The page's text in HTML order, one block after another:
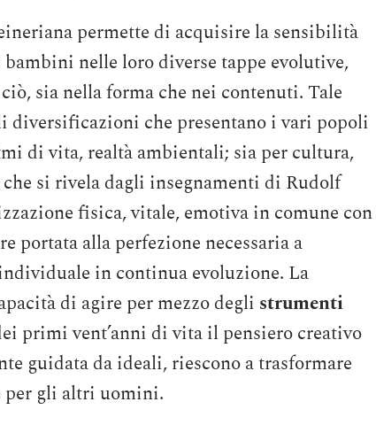
permette di acquisire la sensibilità
nelle loro diverse tappe evolutive,
sia nella forma che nei contenuti. Tale
diversificazioni che presentano i vari popoli
di vita, realtà ambientali; sia per cultura,
si rivela dagli insegnamenti di Rudolf
fisica, vitale, emotiva in comune con
portata alla perfezione necessaria a
in continua evoluzione. La
di agire per mezzo degli strumenti
primi vent’anni di vita il pensiero creativo
guidata da ideali, riescono a trasformare
per gli altri uomini.